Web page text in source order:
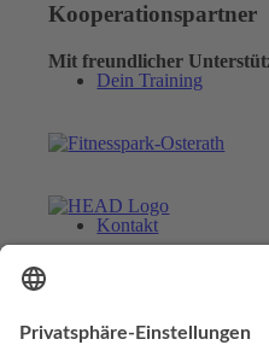
Dein Training
Kontakt
Kooperationspartner
Mit freundlicher